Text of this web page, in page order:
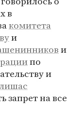
в
комитета
и
и
по
и
запрет на все